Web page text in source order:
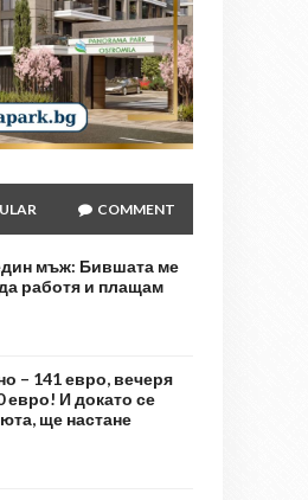
COMMENT
мъж: Бившата ме
работя и плащам
– 141 евро, вечеря
евро! И докато се
ще настане